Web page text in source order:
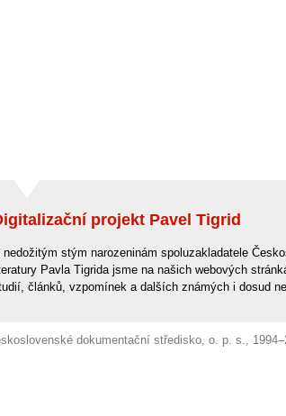
projekt Pavel Tigrid
nedožitým stým narozeninám spoluzakladatele
Pavla Tigrida jsme na našich webových
článků, vzpomínek a dalších známých i dosud
dokumentační středisko, o. p. s.,